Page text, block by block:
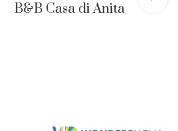
B&B Casa di Anita